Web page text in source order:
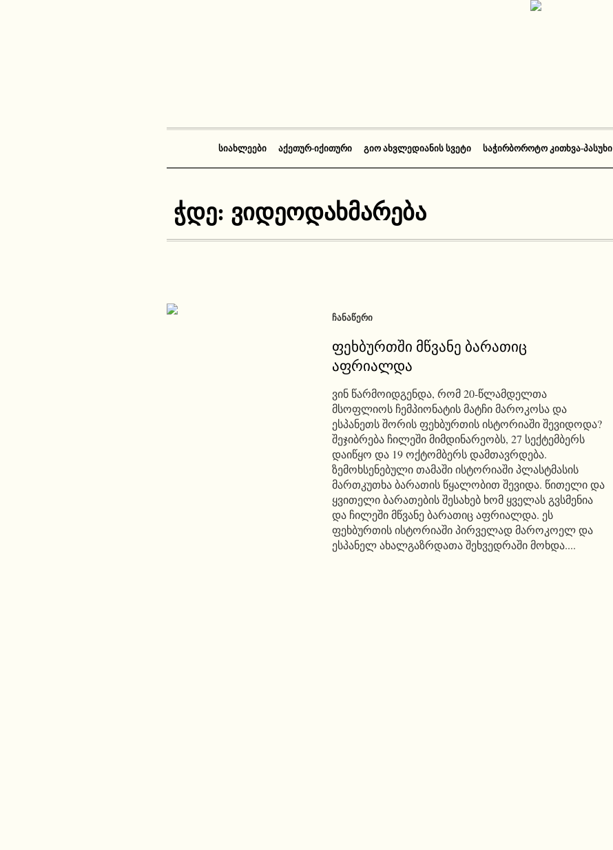
ᲡᲘᲐᲮᲚᲔᲔᲑᲘ ᲐᲥᲔᲗᲣᲠ-ᲘᲥᲘᲗᲣᲠᲘ ᲒᲘᲝ ᲐᲮᲕᲚᲔᲓᲘᲐᲜᲘᲡ ᲡᲕᲔᲢᲘ ᲡᲐᲭᲘᲠᲑᲝᲠᲝᲢᲝ ᲙᲘᲗᲮᲕᲐ-ᲞᲐᲡᲣᲮᲘ
ჭდე: ვიდეოდახმარება
ᲩᲐᲜᲐᲬᲔᲠᲘ
ფეხბურთში მწვანე ბარათიც
აფრიალდა
ვინ წარმოიდგენდა, რომ 20-წლამდელთა
მსოფლიოს ჩემპიონატის მატჩი მაროკოსა და
ესპანეთს შორის ფეხბურთის ისტორიაში შევიდოდა?
შეჯიბრება ჩილეში მიმდინარეობს, 27 სექტემბერს
დაიწყო და 19 ოქტომბერს დამთავრდება.
ზემოხსენებული თამაში ისტორიაში პლასტმასის
მართკუთხა ბარათის წყალობით შევიდა. წითელი და
ყვითელი ბარათების შესახებ ხომ ყველას გვსმენია
და ჩილეში მწვანე ბარათიც აფრიალდა. ეს
ფეხბურთის ისტორიაში პირველად მაროკოელ და
ესპანელ ახალგაზრდათა შეხვედრაში მოხდა....